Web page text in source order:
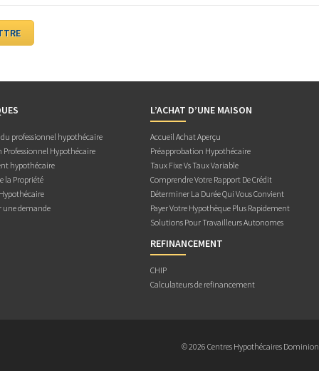
du professionnel hypothécaire
Professionnel Hypothécaire
hypothécaire
la Propriété
une demande
L’ACHAT D’UNE MAISON
Accueil Achat Aperçu
Préapprobation Hypothécaire
Taux Fixe Vs Taux Variable
Comprendre Votre Rapport De Crédit
Déterminer La Durée Qui Vous Convient
Payer Votre Hypothèque Plus Rapidement
Solutions Pour Travailleurs Autonomes
REFINANCEMENT
CHIP
Calculateurs de refinancement
© 2026 Centres Hypothécaires Dominion